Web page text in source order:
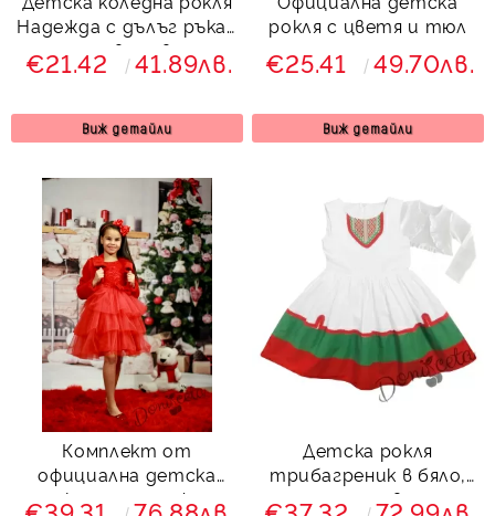
Надежда с дълъг ръкав
и тюл в червено
€21.42 41.89лв.
Виж детайли
рокля с цветя и тюл
€25.41 49.70лв.
Виж детайли
Комплект от
официална детска
рокля от релефна
Детска рокля
трибагреник в бяло,
зелено и червено за